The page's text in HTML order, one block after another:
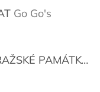
Go Go's
VYSTŘIHOVÁNKY - PRAŽSKÉ PAMÁTKY